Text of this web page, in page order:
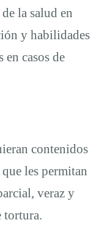
la salud en
y habilidades
en casos de
contenidos
les permitan
veraz y
tortura.